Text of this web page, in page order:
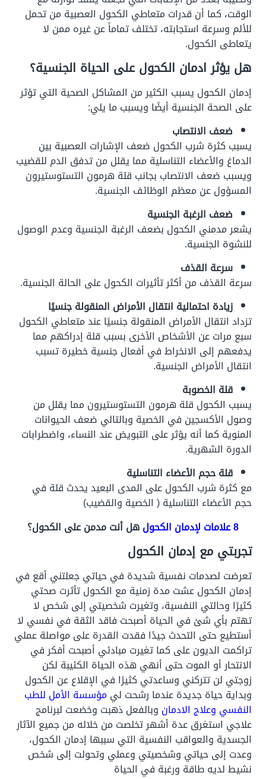
الوقت، كما أن قدرات متعاطي الكحول العصبية من تحمل
للألم وسرعة استجابته، تختلف تماماً عن غيره ممن لا
يتعاطى الكحول.
هل يؤثر ادمان الكحول على الحياة الجنسية؟
إدمان الكحول يسبب الكثير من المشاكل الصحية التي تؤثر
على الصحة الجنسية أيضًا ويسبب ما يلي:
ضعف الانتصاب
يسبب كثرة شرب الكحول ضعف الإشارات العصبية بين
الدماغ والأعضاء التناسلية مما يقلل من تدفق الدم للقضيب
ويسبب ضعف الانتصاب بجانب قلة هرمون التستوستيرون
المسؤول عن معظم الوظائف الجنسية.
ضعف الرغبة الجنسية
يشعر مدمني الكحول بضعف الرغبة الجنسية وعدم الوصول
للنشوة الجنسية.
سرعة القذف
سرعة القذف من أكثر تأثيرات الكحول على الحالة الجنسية.
زيادة احتمالية انتقال الأمراض المنقولة جنسيًا
تزداد انتقال الأمراض المنقولة جنسيًا عند متعاطي الكحول
سبع مرات عن الأشخاص الأخرى بسبب قلة إدراكهم مما
يدفعهم إلى الانخراط في أفعال جنسية خطيرة تسبب
انتقال الأمراض الجنسية.
قلة الخصوبة
يسبب الكحول قلة هرمون التستوستيرون مما يقلل من
وصول الأكسجين في الخصية وبالتالي ضعف الحيوانات
المنوية كما أنه يؤثر على التبويض عند النساء، واضطرابات
الدورة الشهرية.
قلة حجم الأعضاء التناسلية
مع كثرة شرب الكحول على المدى البعيد يحدث قلة في
حجم الأعضاء التناسلية ( الخصية والقضيب)
8 علامات لإدمان الكحول
هل أنت مدمن على الكحول؟
تجربتي مع إدمان الكحول
تعرضت لصدمات نفسية شديدة في حياتي جعلتني أقع في
إدمان الكحول عشت مدة زمنية مع الكحول تأثرت صحتي
كثيرًا وحالتي النفسية، وتغيرت شخصيتي إلى شخص لا
تهتم بأي شئ في الحياة أصبحت فاقد الثقة في نفسي لا
أستطيع حتى التحدث جيدًا فقدت القدرة على مواصلة عملي
تراكمت الديون على كما تغيرت مبادئي أصبحت أفكر في
الانتحار أو الموت حتى أنهي هذه الحياة الكئيبة لكن
زوجتي لن تتركني وساعدتي كثيرًا في الإقلاع عن الكحول
وبداية حياة جديدة عندما رشحت ليمؤسسة الأمل للطب
النفسي وعلاج الادمان وبالفعل ذهبت وخضعت لبرنامج
علاجي استغرق عدة أشهر تخلصت من خلاله من جميع الآثار
الجسدية والعواقب النفسية التي سببها إدمان الكحول،
وعدت إلى حياتي وشخصيتي وعملي وتحولت إلى شخص
نشيط لديه طاقة ورغبة في الحياة